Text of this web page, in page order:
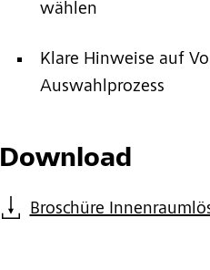
wählen
Klare Hinweise auf
Auswahlprozess
Download
Broschüre